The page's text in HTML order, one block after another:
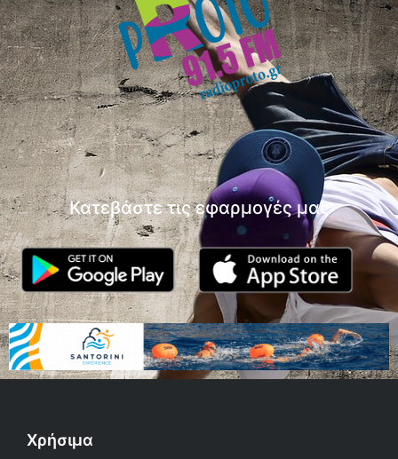
Κατεβάστε τις εφαρμογές μας
Χρήσιμα